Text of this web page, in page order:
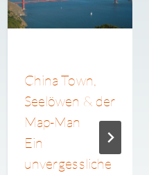
China Town,
Seelöwen & der
Map-Man
Ein
unvergessliche